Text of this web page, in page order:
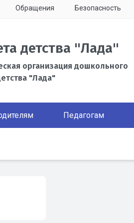
Обращения Безопасность
детства "Лада"
организация дошкольного
"Лада"
Педагогам